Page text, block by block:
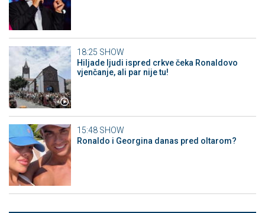
18:25 SHOW
Hiljade ljudi ispred crkve čeka Ronaldovo
vjenčanje, ali par nije tu!
15:48 SHOW
Ronaldo i Georgina danas pred oltarom?